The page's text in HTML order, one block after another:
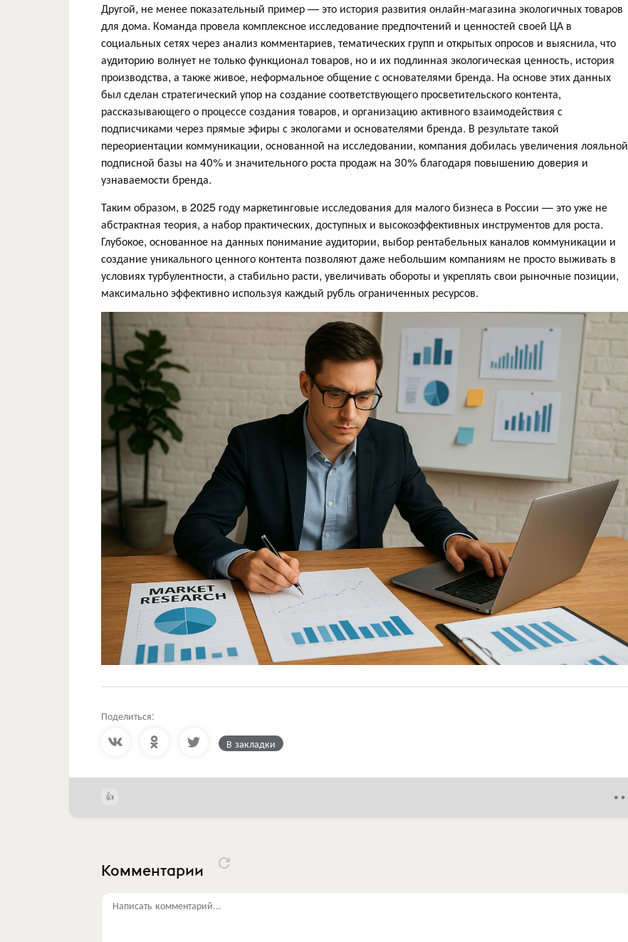
Другой, не менее показательный пример — это история развития онлайн-магазина экологичных товаров
для дома. Команда провела комплексное исследование предпочтений и ценностей своей ЦА в
социальных сетях через анализ комментариев, тематических групп и открытых опросов и выяснила, что
аудиторию волнует не только функционал товаров, но и их подлинная экологическая ценность, история
производства, а также живое, неформальное общение с основателями бренда. На основе этих данных
был сделан стратегический упор на создание соответствующего просветительского контента,
рассказывающего о процессе создания товаров, и организацию активного взаимодействия с
подписчиками через прямые эфиры с экологами и основателями бренда. В результате такой
переориентации коммуникации, основанной на исследовании, компания добилась увеличения лояльной
подписной базы на 40% и значительного роста продаж на 30% благодаря повышению доверия и
узнаваемости бренда.
Таким образом, в 2025 году маркетинговые исследования для малого бизнеса в России — это уже не
абстрактная теория, а набор практических, доступных и высокоэффективных инструментов для роста.
Глубокое, основанное на данных понимание аудитории, выбор рентабельных каналов коммуникации и
создание уникального ценного контента позволяют даже небольшим компаниям не просто выживать в
условиях турбулентности, а стабильно расти, увеличивать обороты и укреплять свои рыночные позиции,
максимально эффективно используя каждый рубль ограниченных ресурсов.
Поделиться:
В закладки
Комментарии
Написать комментарий...